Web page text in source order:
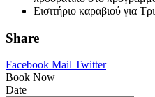
Εισιτήριο καραβιού για
Share
Facebook Mail Twitter
Book Now
Date